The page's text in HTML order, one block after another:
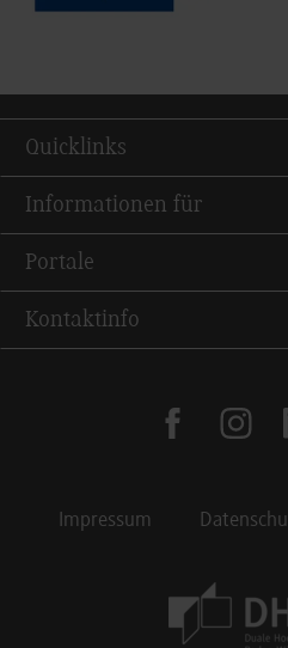
Quicklinks
Informationen für
Portale
Kontaktinfo
facebook
Impressum